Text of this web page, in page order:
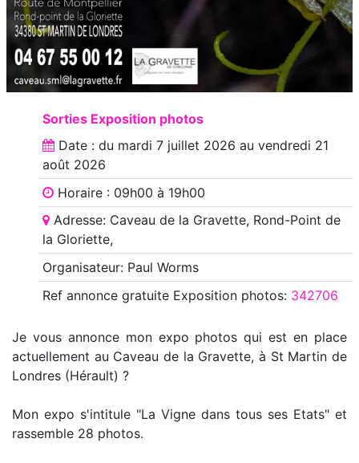
Sorties Exposition photos
Date : du mardi 7 juillet 2026 au vendredi 21
août 2026
Horaire : 09h00 à 19h00
Adresse: Caveau de la Gravette, Rond-Point de
la Gloriette,
Organisateur: Paul Worms
Ref annoncegratuite Exposition photos: 342706
Je vous annonce mon expo photos qui est en place
actuellement au Caveau de la Gravette, à St Martin de
Londres (Hérault) ?
Mon expo s'intitule "La Vigne dans tous ses Etats" et
rassemble 28 photos.